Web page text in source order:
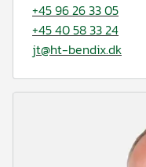
+45 96 26 33 05
+45 40 58 33 24
jt@ht-bendix.dk